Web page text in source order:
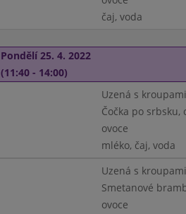
čaj, voda
Pondělí 25. 4. 2022
(11:40 - 14:00)
Uzená s kroupami
Čočka po srbsku,
ovoce
mléko, čaj, voda
Uzená s kroupami
Smetanové
ovoce